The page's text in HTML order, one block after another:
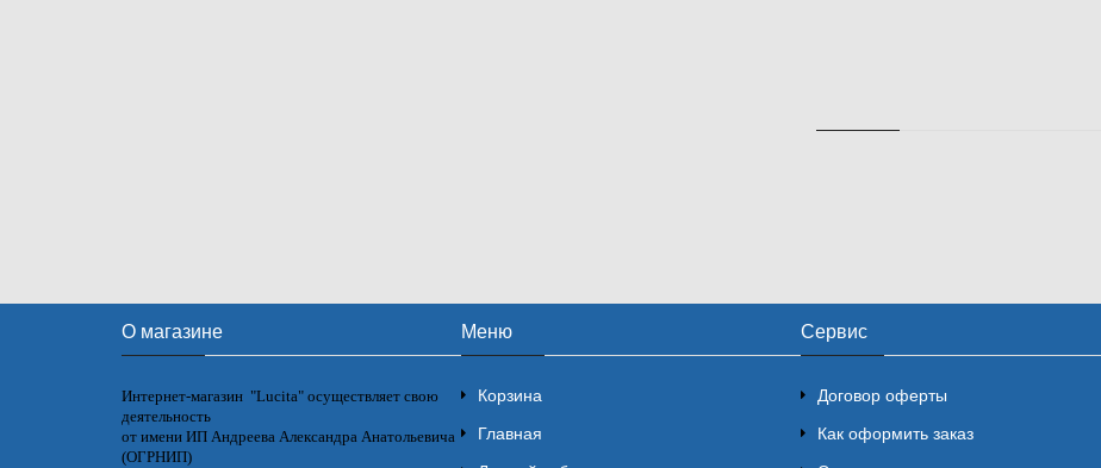
О магазине
Интернет-магазин "Lucita" осуществляет свою
деятельность
от имени ИП Андреева Александра Анатольевича
(ОГРНИП)
Меню
Корзина
Главная
Сервис
Договор оферты
Как оформить заказ